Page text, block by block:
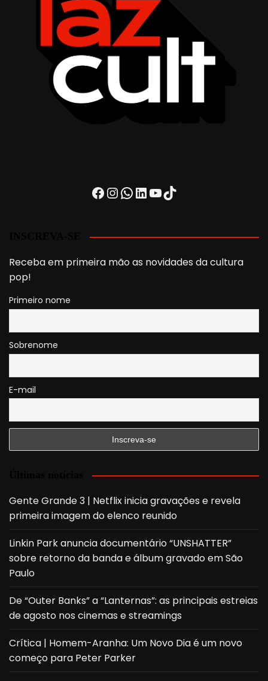
Facebook
Instagram
WhatsApp
LinkedIn
Youtube
TikTok
Receba em primeira mão as novidades da cultura
pop!
Primeiro nome
Sobrenome
E-mail
Gente Grande 3 | Netflix inicia gravações e revela
primeira imagem do elenco reunido
Linkin Park anuncia documentário “UNSHATTER”
sobre retorno da banda e álbum gravado em São
Paulo
De “Outer Banks” a “Lanternas”: as principais estreias
de agosto nos cinemas e streamings
Crítica | Homem-Aranha: Um Novo Dia é um novo
começo para Peter Parker